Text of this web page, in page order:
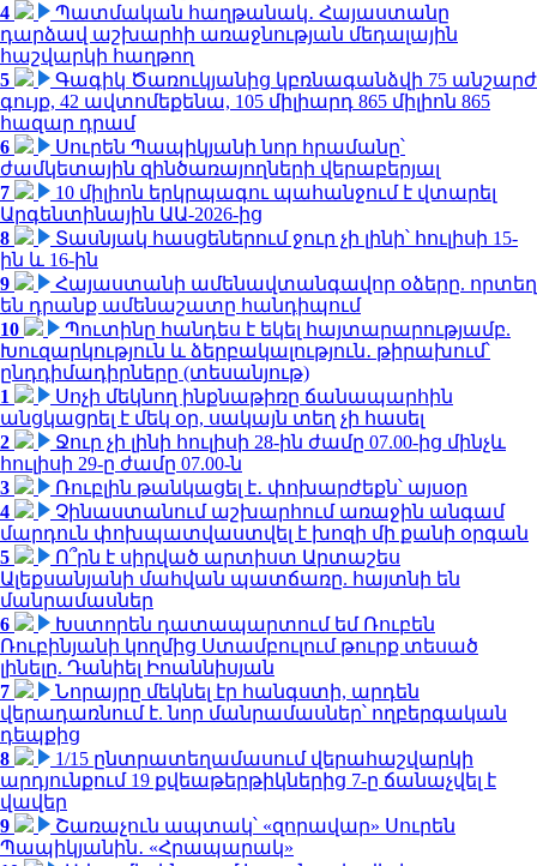
4
Պատմական հաղթանակ․ Հայաստանը
դարձավ աշխարհի առաջնության մեդալային
հաշվարկի հաղթող
5
Գագիկ Ծառուկյանից կբռնագանձվի 75 անշարժ
գույք, 42 ավտոմեքենա, 105 միլիարդ 865 միլիոն 865
հազար դրամ
6
Սուրեն Պապիկյանի նոր հրամանը՝
ժամկետային զինծառայողների վերաբերյալ
7
10 միլիոն երկրպագու պահանջում է վտարել
Արգենտինային ԱԱ-2026-ից
8
Տասնյակ հասցեներում ջուր չի լինի՝ հուլիսի 15-
ին և 16-ին
9
Հայաստանի ամենավտանգավոր օձերը. որտեղ
են դրանք ամենաշատը հանդիպում
10
Պուտինը հանդես է եկել հայտարարությամբ.
Խուզարկություն և ձերբակալություն․ թիրախում՝
ընդդիմադիրները (տեսանյութ)
1
Սոչի մեկնող ինքնաթիռը ճանապարհին
անցկացրել է մեկ օր, սակայն տեղ չի հասել
2
Ջուր չի լինի հուլիսի 28-ին ժամը 07.00-ից մինչև
հուլիսի 29-ը ժամը 07.00-ն
3
Ռուբլին թանկացել է․ փոխարժեքն՝ այսօր
4
Չինաստանում աշխարհում առաջին անգամ
մարդուն փոխպատվաստվել է խոզի մի քանի օրգան
5
Ո՞րն է սիրված արտիստ Արտաշես
Ալեքսանյանի մահվան պատճառը. հայտնի են
մանրամասներ
6
Խստորեն դատապարտում եմ Ռուբեն
Ռուբինյանի կողմից Ստամբուլում թուրք տեսած
լինելը. Դանիել Իոաննիսյան
7
Նորայրը մեկնել էր հանգստի, արդեն
վերադառնում է. նոր մանրամասներ՝ ողբերգական
դեպքից
8
1/15 ընտրատեղամասում վերահաշվարկի
արդյունքում 19 քվեաթերթիկներից 7-ը ճանաչվել է
վավեր
9
Շառաչուն ապտակ՝ «զորավար» Սուրեն
Պապիկյանին․ «Հրապարակ»